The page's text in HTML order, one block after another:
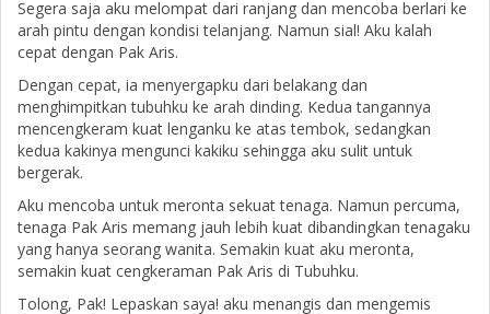
Segera saja aku melompat dari ranjang dan mencoba berlari ke
arah pintu dengan kondisi telanjang. Namun sial! Aku kalah
cepat dengan Pak Aris.
Dengan cepat, ia menyergapku dari belakang dan
menghimpitkan tubuhku ke arah dinding. Kedua tangannya
mencengkeram kuat lenganku ke atas tembok, sedangkan
kedua kakinya mengunci kakiku sehingga aku sulit untuk
bergerak.
Aku mencoba untuk meronta sekuat tenaga. Namun percuma,
tenaga Pak Aris memang jauh lebih kuat dibandingkan tenagaku
yang hanya seorang wanita. Semakin kuat aku meronta,
semakin kuat cengkeraman Pak Aris di Tubuhku.
Tolong, Pak! Lepaskan saya! aku menangis dan mengemis